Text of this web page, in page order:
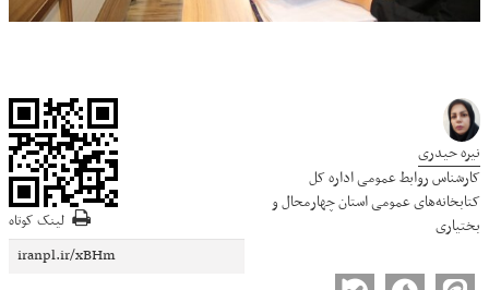
نیره حیدری
کارشناس روابط عمومی اداره کل
کتابخانه‌های عمومی استان چهارمحال و
بختیاری
لینک کوتاه